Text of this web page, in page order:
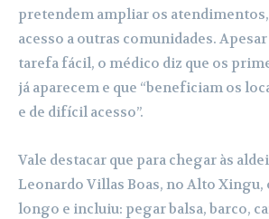
pretendem ampliar os
acesso a outras comunidades.
tarefa fácil, o médico diz que os
já aparecem e que “beneficiam os
e de difícil acesso”.
Vale destacar que para chegar às
Leonardo Villas Boas, no Alto
longo e incluiu: pegar balsa, barco,